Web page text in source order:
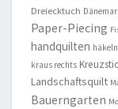
Dreiecktuch
Paper-Piecing
handquilten häkeln
kraus rechts
Landschaftsquilt
Bauerngarten